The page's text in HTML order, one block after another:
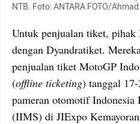
NTB. Foto: ANTARA FOTO/
Untuk penjualan tiket, pihak
dengan Dyandratiket.
penjualan tiket MotoGP
(offline ticketing) tanggal
pameran otomotif
(IIMS) di JIExpo